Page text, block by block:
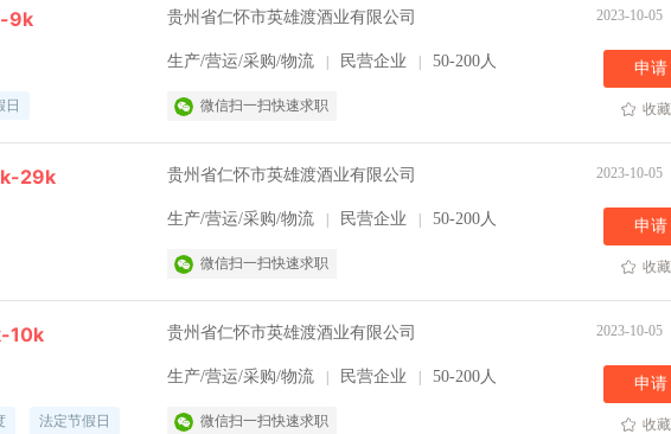
9k 贵州省仁怀市英雄渡酒业有限公司 2023-10-05
日
生产/营运/采购/物流 民营企业 50-200人
微信扫一扫快速求职
申请
收藏
29k 贵州省仁怀市英雄渡酒业有限公司 2023-10-05
生产/营运/采购/物流 民营企业 50-200人
微信扫一扫快速求职
申请
收藏
10k 贵州省仁怀市英雄渡酒业有限公司 2023-10-05
法定节假日
生产/营运/采购/物流 民营企业 50-200人
微信扫一扫快速求职
申请
收藏